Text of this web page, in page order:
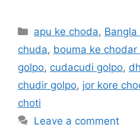
Categories
apu ke choda,
chuda, bouma ke chodar
golpo, cudacudi golpo,
chudir golpo, jor kore
choti
Leave a comment